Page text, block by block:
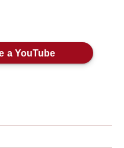
a YouTube